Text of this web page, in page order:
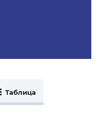
Таблица